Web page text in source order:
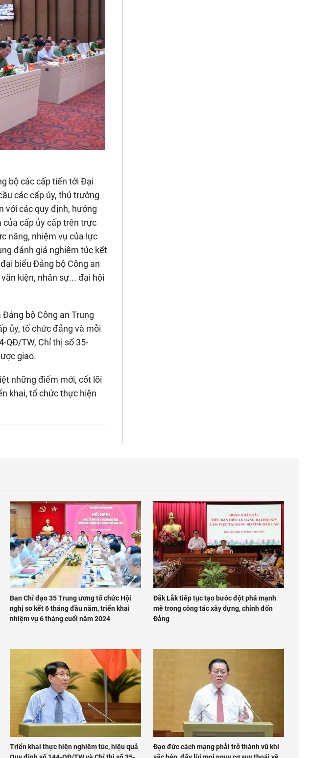
bộ các cấp tiến tới Đại
các cấp ủy, thủ trưởng
với các quy định, hướng
của cấp ủy cấp trên trực
năng, nhiệm vụ của lực
đánh giá nghiêm túc kết
biểu Đảng bộ Công an
kiện, nhân sự... đại hội
bộ Công an Trung
ủy, tổ chức đảng và mỗi
QĐ/TW, Chỉ thị số 35-
giao.
những điểm mới, cốt lõi
khai, tổ chức thực hiện
Ban Chỉ đạo 35 Trung ương tổ chức Hội
nghị sơ kết 6 tháng đầu năm, triển khai
nhiệm vụ 6 tháng cuối năm 2024
Đắk Lắk tiếp tục tạo bước đột phá mạnh
mẽ trong công tác xây dựng, chỉnh đốn
Đảng
Triển khai thực hiện nghiêm túc, hiệu quả
Đạo đức cách mạng phải trở thành vũ khí